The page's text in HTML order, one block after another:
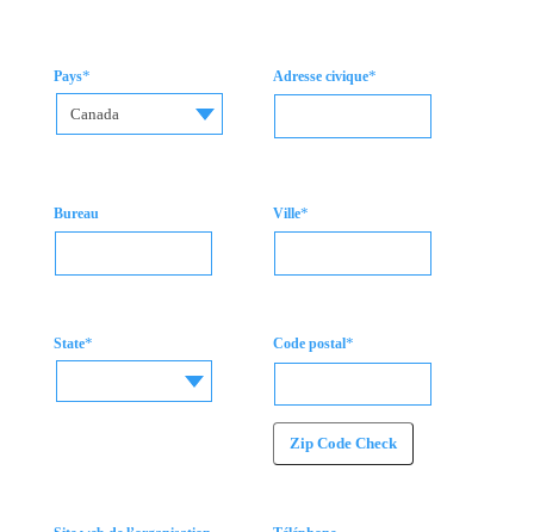
Pays*
Canada
Adresse civique*
Bureau Ville*
State* Code postal*
Zip Code Check